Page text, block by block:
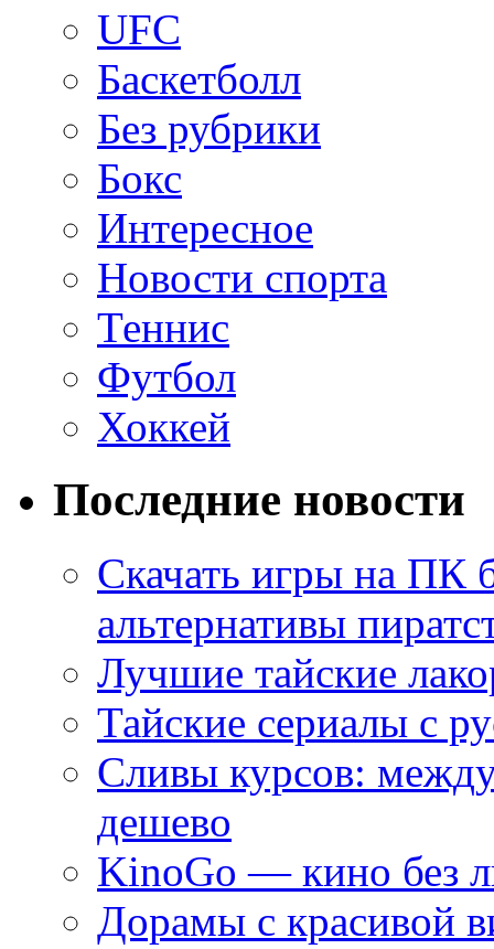
UFC
Баскетболл
Без рубрики
Бокс
Интересное
Новости спорта
Теннис
Футбол
Хоккей
Последние новости
Скачать игры на ПК
альтернативы
Лучшие тайские
Тайские сериалы с
Сливы курсов:
дешево
KinoGo — кино без
Дорамы с красивой